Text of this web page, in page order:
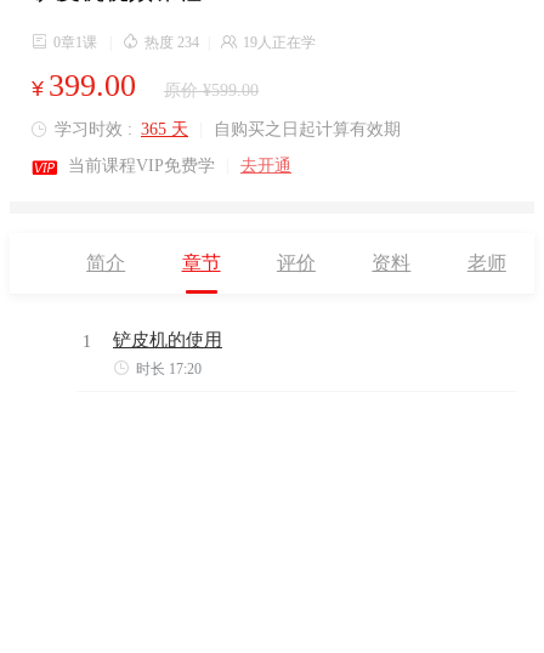
 0章1课  热度 234  19人正在学
¥ 399.00 原价 ¥599.00
 学习时效 : 365 天 自购买之日起计算有效期
 当前课程VIP免费学 去开通
简介 章节 评价 资料 老师
1 铲皮机的使用
 时长 17:20